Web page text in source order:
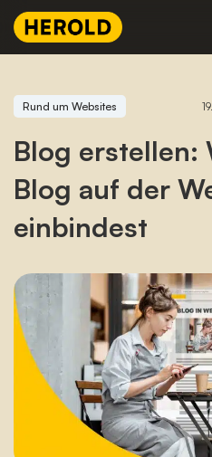
Rund um Websites
Blog erstellen:
Blog auf der
einbindest